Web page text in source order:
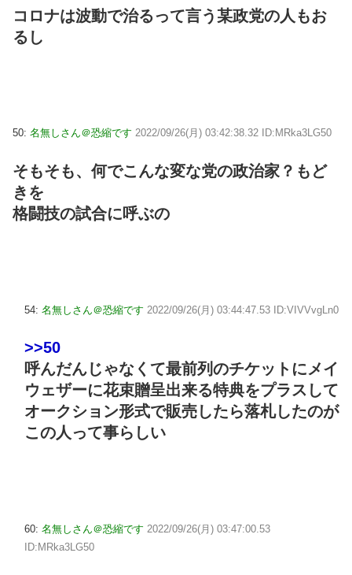
コロナは波動で治るって言う某政党の人もお
るし
50: 名無しさん＠恐縮です 2022/09/26(月) 03:42:38.32 ID:MRka3LG50
そもそも、何でこんな変な党の政治家？もど
きを
格闘技の試合に呼ぶの
54: 名無しさん＠恐縮です 2022/09/26(月) 03:44:47.53 ID:VIVVvgLn0
>>50
呼んだんじゃなくて最前列のチケットにメイ
ウェザーに花束贈呈出来る特典をプラスして
オークション形式で販売したら落札したのが
この人って事らしい
60: 名無しさん＠恐縮です 2022/09/26(月) 03:47:00.53
ID:MRka3LG50